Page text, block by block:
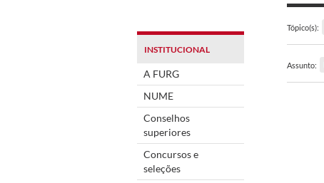
INSTITUCIONAL
A FURG
NUME
Conselhos
superiores
Concursos e
seleções
Tópico(s):
Assunto: